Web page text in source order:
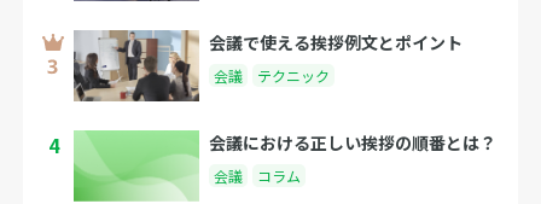
会議で使える挨拶例文とポイント
会議 テクニック
4 会議における正しい挨拶の順番とは？
会議 コラム